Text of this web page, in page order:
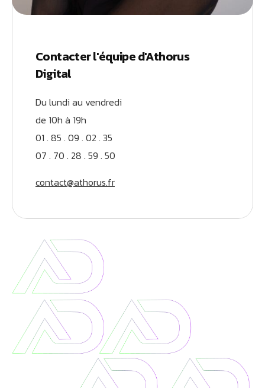
Contacter l'équipe d'Athorus
Digital
Du lundi au vendredi
de 10h à 19h
01 . 85 . 09 . 02 . 35
07 . 70 . 28 . 59 . 50
contact@athorus.fr